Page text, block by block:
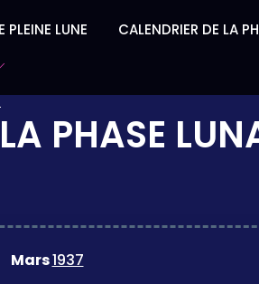
PLEINE LUNE CALENDRIER DE LA
PHASE
Mars1937